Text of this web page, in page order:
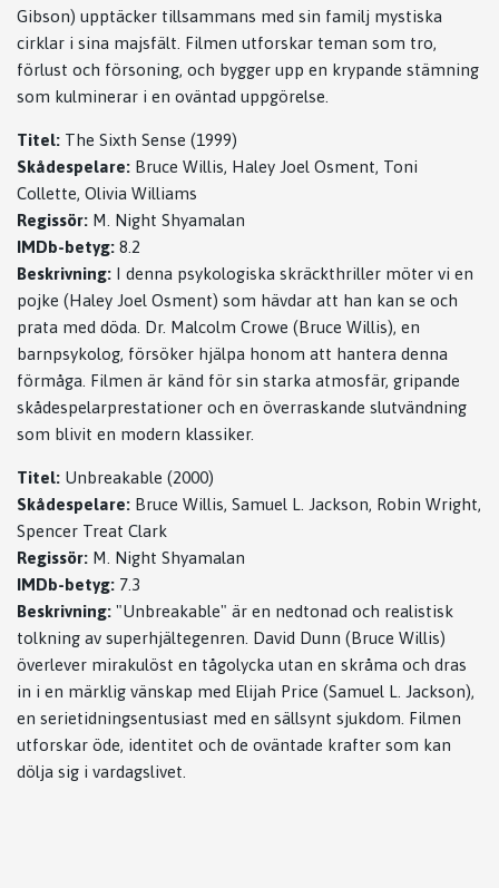
Gibson) upptäcker tillsammans med sin familj mystiska
cirklar i sina majsfält. Filmen utforskar teman som tro,
förlust och försoning, och bygger upp en krypande stämning
som kulminerar i en oväntad uppgörelse.
Titel: The Sixth Sense (1999)
Skådespelare: Bruce Willis, Haley Joel Osment, Toni
Collette, Olivia Williams
Regissör: M. Night Shyamalan
IMDb-betyg: 8.2
Beskrivning: I denna psykologiska skräckthriller möter vi en
pojke (Haley Joel Osment) som hävdar att han kan se och
prata med döda. Dr. Malcolm Crowe (Bruce Willis), en
barnpsykolog, försöker hjälpa honom att hantera denna
förmåga. Filmen är känd för sin starka atmosfär, gripande
skådespelarprestationer och en överraskande slutvändning
som blivit en modern klassiker.
Titel: Unbreakable (2000)
Skådespelare: Bruce Willis, Samuel L. Jackson, Robin Wright,
Spencer Treat Clark
Regissör: M. Night Shyamalan
IMDb-betyg: 7.3
Beskrivning: "Unbreakable" är en nedtonad och realistisk
tolkning av superhjältegenren. David Dunn (Bruce Willis)
överlever mirakulöst en tågolycka utan en skråma och dras
in i en märklig vänskap med Elijah Price (Samuel L. Jackson),
en serietidningsentusiast med en sällsynt sjukdom. Filmen
utforskar öde, identitet och de oväntade krafter som kan
dölja sig i vardagslivet.